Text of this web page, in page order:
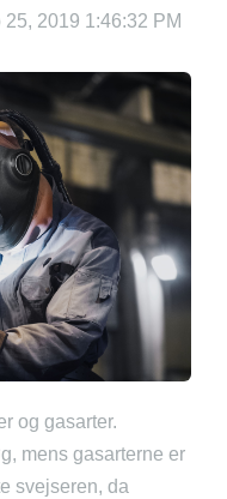
25, 2019 1:46:32 PM
og gasarter.
mens gasarterne er
svejseren, da